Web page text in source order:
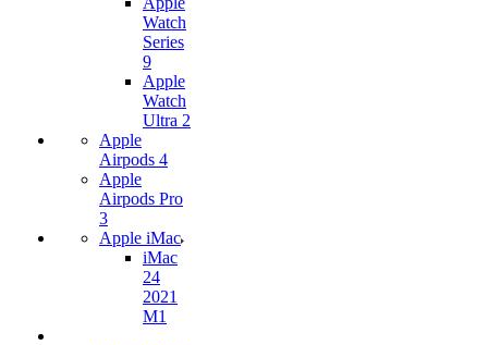
Watch
Series
9
Apple
Watch
Ultra 2
Apple
Airpods 4
Apple
Airpods Pro
3
Apple iMac
iMac
24
2021
M1